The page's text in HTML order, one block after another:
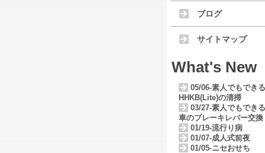
ブログ
サイトマップ
What's New
05/06-素人でもできる
HHKB(Lite)の清掃
03/27-素人でもでき
車のブレーキレバー交換
01/19-流行り病
01/07-成人式前夜
01/05-ニセおせち